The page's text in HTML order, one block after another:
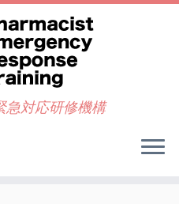
急対応研修機構